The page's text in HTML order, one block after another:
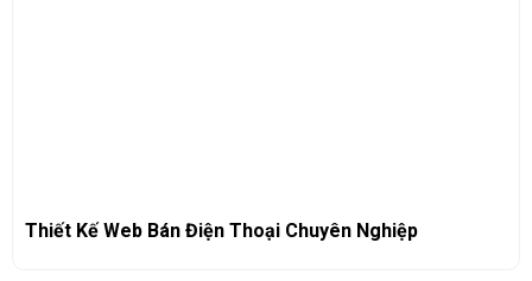
Thiết Kế Web Bán Điện Thoại Chuyên Nghiệp